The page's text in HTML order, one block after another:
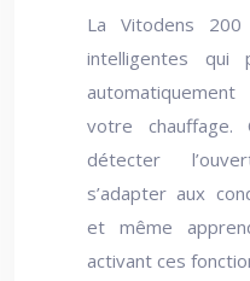
La Vitodens
intelligentes qui
votre chauffage.
détecter
s’adapter aux
et même
activant ces